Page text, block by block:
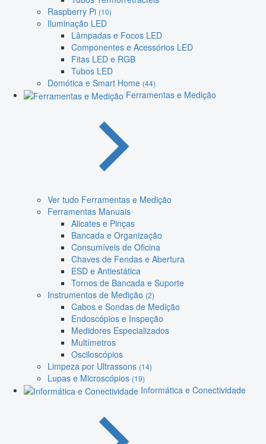
Raspberry Pi (10)
Iluminação LED
Lâmpadas e Focos LED
Componentes e Acessórios LED
Fitas LED e RGB
Tubos LED
Domótica e Smart Home (44)
Ferramentas e Medição
Ver tudo Ferramentas e Medição
Ferramentas Manuais
Alicates e Pinças
Bancada e Organização
Consumíveis de Oficina
Chaves de Fendas e Abertura
ESD e Antiestática
Tornos de Bancada e Suporte
Instrumentos de Medição (2)
Cabos e Sondas de Medição
Endoscópios e Inspeção
Medidores Especializados
Multímetros
Osciloscópios
Limpeza por Ultrassons (14)
Lupas e Microscópios (19)
Informática e Conectividade